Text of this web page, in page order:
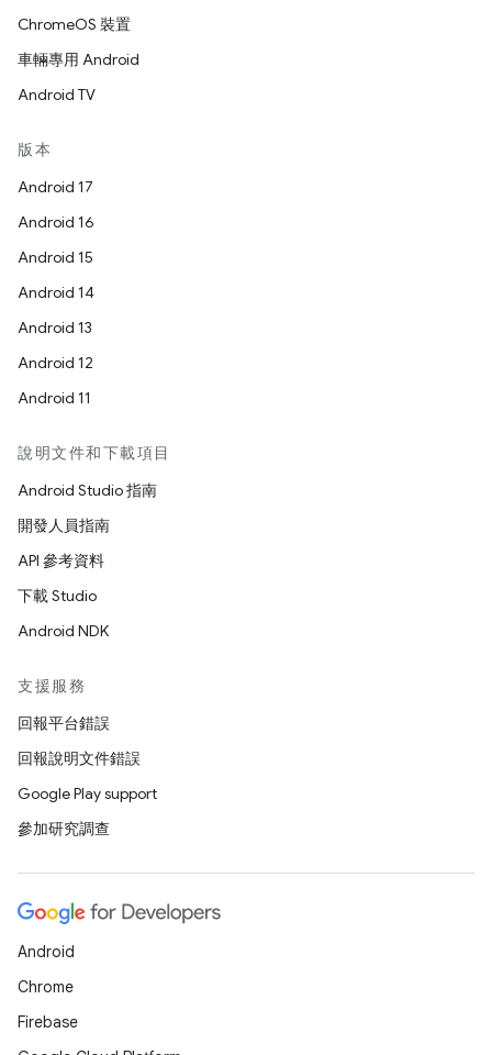
ChromeOS 裝置
車輛專用 Android
Android TV
版本
Android 17
Android 16
Android 15
Android 14
Android 13
Android 12
Android 11
說明文件和下載項目
Android Studio 指南
開發人員指南
API 參考資料
下載 Studio
Android NDK
支援服務
回報平台錯誤
回報說明文件錯誤
Google Play support
參加研究調查
Android
Chrome
Firebase